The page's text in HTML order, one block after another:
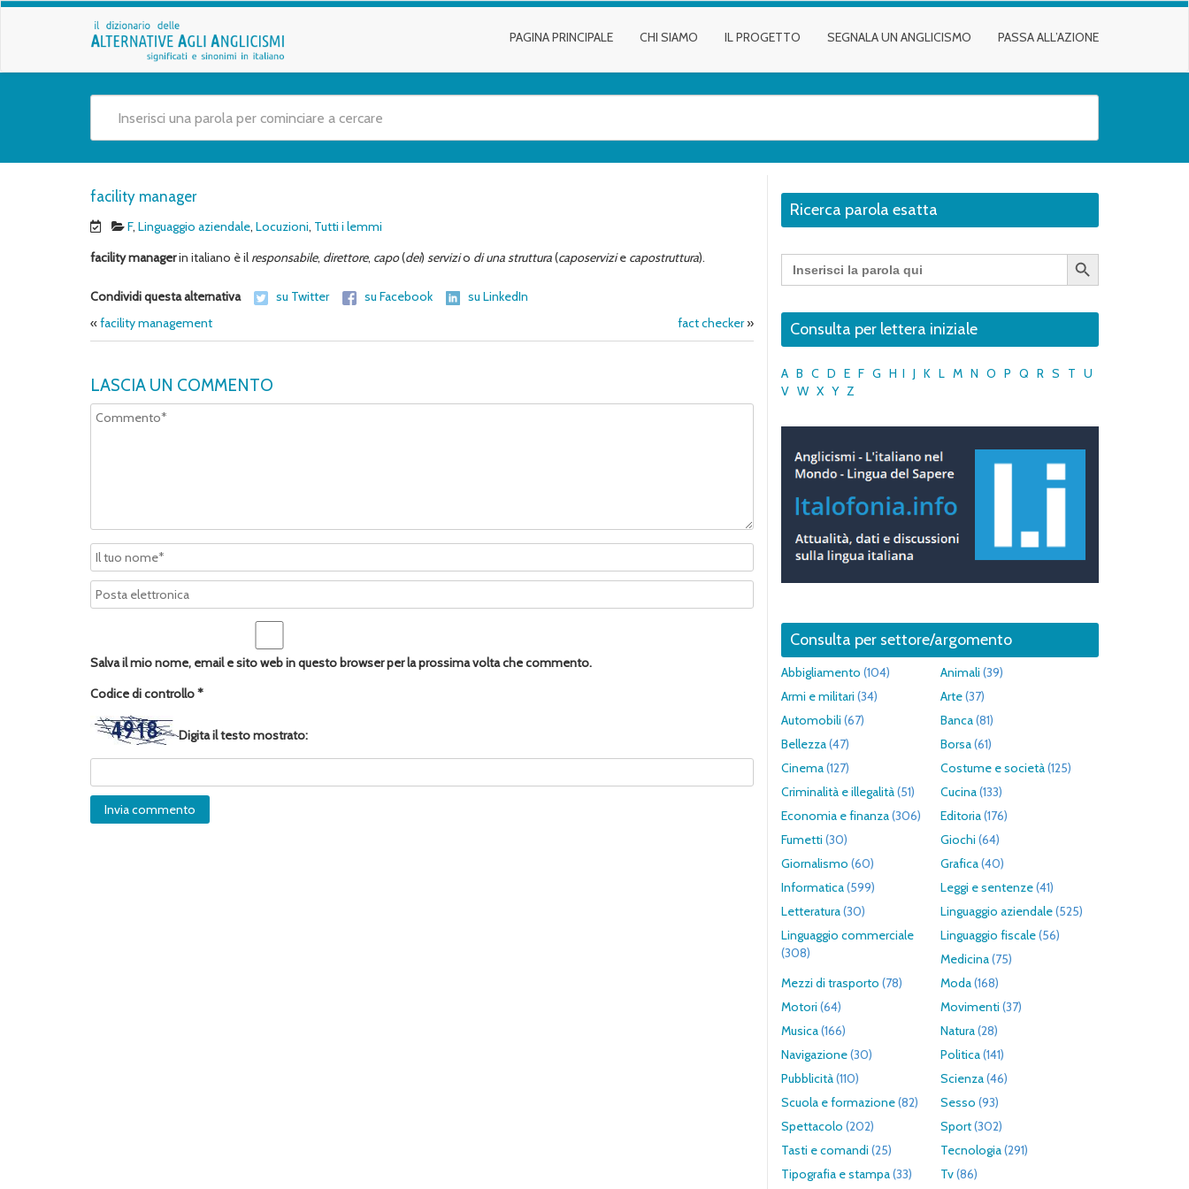
PAGINA PRINCIPALE CHI SIAMO IL PROGETTO SEGNALA UN ANGLICISMO PASSA ALL’AZIONE
facility manager
F, Linguaggio aziendale, Locuzioni, Tutti i lemmi
facility managerin italiano è il responsabile, direttore, capo(dei) servizio di una struttura(caposervizie capostruttura).
Condividi questa alternativa su Twitter su Facebook
su LinkedIn
«facility management fact checker»
LASCIA UN COMMENTO
Salva il mio nome, email e sito web in questo browser per la prossima volta che commento.
Codice di controllo*
Digita il testo mostrato:
Ricerca parola esatta
Search
for:
Search Button
Consulta per lettera iniziale
A B C D E F G H I J K L M N O P Q R S T U
V W X Y Z
Consulta per settore/argomento
Abbigliamento (104) Animali (39)
Armi e militari (34) Arte(37)
Automobili (67) Banca(81)
Bellezza(47) Borsa(61)
Cinema(127) Costume e società(125)
Criminalità e illegalità(51) Cucina(133)
Economia e finanza(306) Editoria(176)
Fumetti (30) Giochi (64)
Giornalismo (60) Grafica(40)
Informatica(599) Leggi e sentenze(41)
Letteratura(30) Linguaggio aziendale(525)
Linguaggio commerciale
(308)
Linguaggio fiscale(56)
Medicina(75)
Mezzi di trasporto (78) Moda(168)
Motori (64) Movimenti (37)
Musica(166) Natura(28)
Navigazione(30) Politica(141)
Pubblicità(110) Scienza(46)
Scuola e formazione(82) Sesso (93)
Spettacolo (202) Sport(302)
Tasti e comandi (25) Tecnologia(291)
Tipografia e stampa(33) Tv(86)